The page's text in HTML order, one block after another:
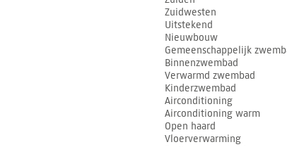
Zuidwesten
Uitstekend
Nieuwbouw
Gemeenschappelijk
Binnenzwembad
Verwarmd zwembad
Kinderzwembad
Airconditioning
Airconditioning warm
Open haard
Vloerverwarming